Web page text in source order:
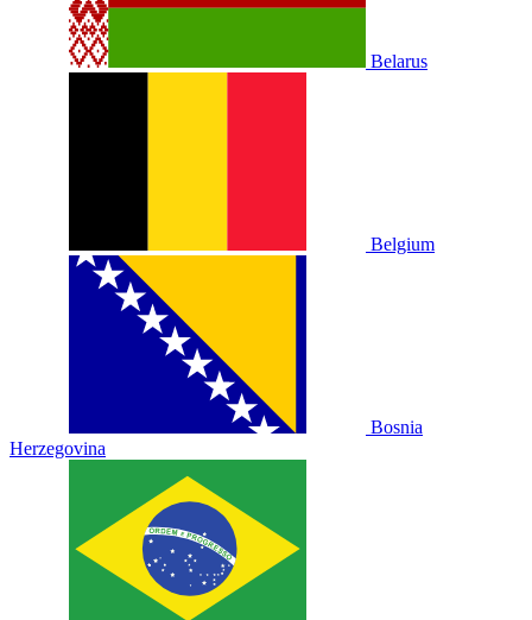
Belarus
Belgium
Bosnia
Herzegovina